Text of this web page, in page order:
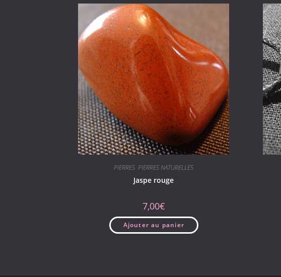
PIERRES ,PIERRES NATURELLES
Jaspe rouge
7,00€
Ajouter au panier